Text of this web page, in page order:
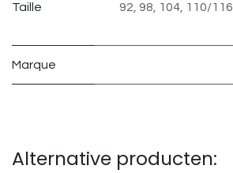
Taille 92 98 104 110/116
Marque
Alternative producten: